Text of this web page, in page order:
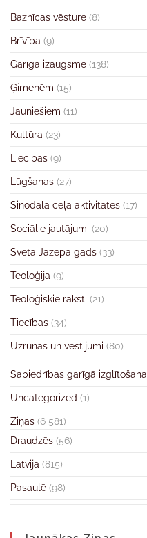
Baznīcas vēsture (8)
Brīvība (9)
Garīgā izaugsme (138)
Ģimenēm (15)
Jauniešiem (11)
Kultūra (23)
Liecības (9)
Lūgšanas (27)
Sinodālā ceļa aktivitātes (17)
Sociālie jautājumi (20)
Svētā Jāzepa gads (33)
Teoloģija (9)
Teoloģiskie raksti (21)
Tiecības (34)
Uzrunas un vēstījumi (80)
Sabiedrības garīgā izglītošana
Uncategorized (1)
Ziņas (6 581)
Draudzēs (56)
Latvijā (815)
Pasaulē (98)